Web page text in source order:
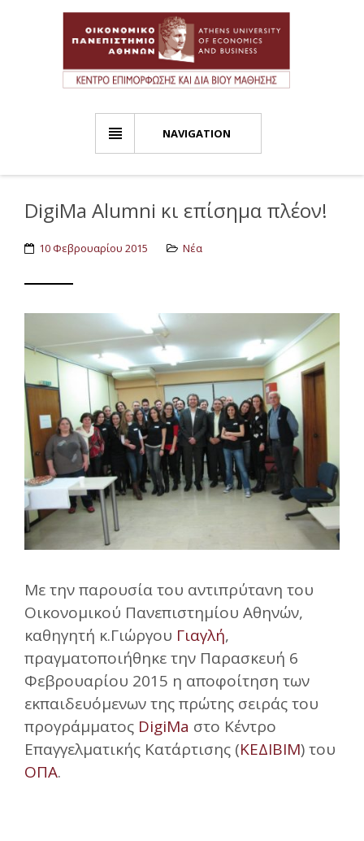
NAVIGATION
DigiMa Alumni κι επίσημα πλέον!
10 Φεβρουαρίου 2015 Νέα
Με την παρουσία του αντιπρύτανη του
Οικονομικού Πανεπιστημίου Αθηνών,
καθηγητή κ.Γιώργου Γιαγλή,
πραγματοποιήθηκε την Παρασκευή 6
Φεβρουαρίου 2015 η αποφοίτηση των
εκπαιδευόμενων της πρώτης σειράς του
προγράμματος DigiMa στο Κέντρο
Επαγγελματικής Κατάρτισης (ΚΕΔΙΒΙΜ) του
ΟΠΑ.